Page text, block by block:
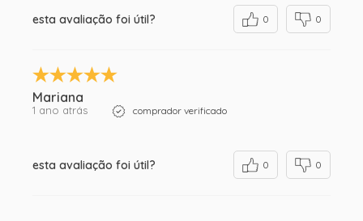
esta avaliação foi útil? 0 0
Mariana
1 ano atrás comprador verificado
esta avaliação foi útil? 0 0